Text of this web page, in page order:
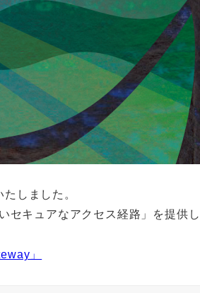
しました。
セキュアなアクセス経路」を提供
」